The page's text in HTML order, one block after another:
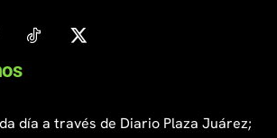
día a través de Diario Plaza Juárez;